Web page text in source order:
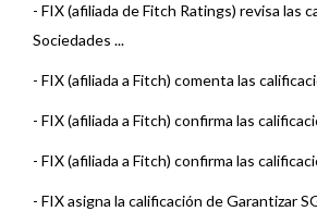
- FIX (afiliada de Fitch Ratings) revisa las
Sociedades ...
- FIX (afiliada a Fitch) comenta las
- FIX (afiliada a Fitch) confirma las
- FIX (afiliada a Fitch) confirma las
- FIX asigna la calificación de Garantizar